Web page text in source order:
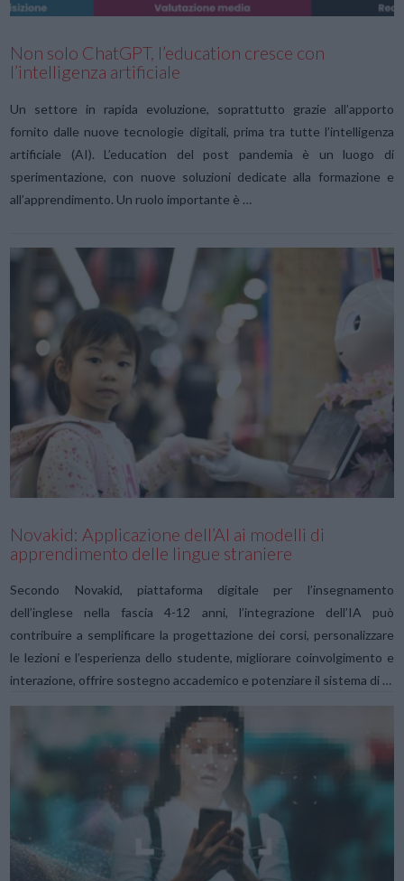
Non solo ChatGPT, l’education cresce con
l’intelligenza artificiale
Un settore in rapida evoluzione, soprattutto grazie all’apporto
fornito dalle nuove tecnologie digitali, prima tra tutte l’intelligenza
artificiale (AI). L’education del post pandemia è un luogo di
sperimentazione, con nuove soluzioni dedicate alla formazione e
all’apprendimento. Un ruolo importante è …
VIEW POST
Novakid: Applicazione dell’AI ai modelli di
apprendimento delle lingue straniere
Secondo Novakid, piattaforma digitale per l’insegnamento
dell’inglese nella fascia 4-12 anni, l’integrazione dell’IA può
contribuire a semplificare la progettazione dei corsi, personalizzare
le lezioni e l’esperienza dello studente, migliorare coinvolgimento e
interazione, offrire sostegno accademico e potenziare il sistema di …